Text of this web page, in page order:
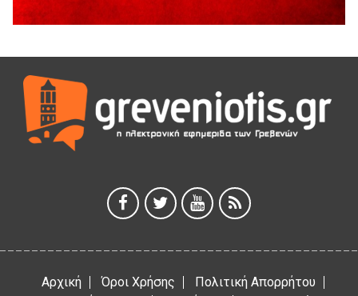
5 Αυγούστου 2026
ΕΥΧΑΡΙΣΤΙΕΣ Φυσιολατρικού Συλλόγου Γρεβενών
4 Αυγούστου 2026
Έκτακτη χρηματοδότηση 400.000€ για επιπλέον εργασίες
στο Δημοτικό Στάδιο Γρεβενών «Μίλτος Τεντόγλου»
Αρχική Όροι Χρήσης
Πολιτική Απορρήτου